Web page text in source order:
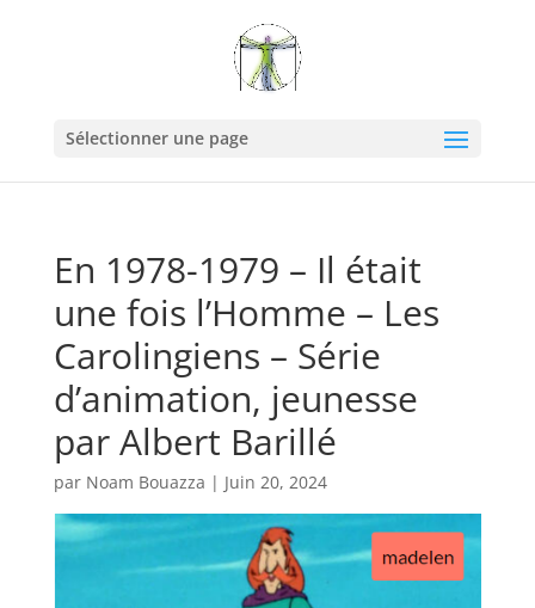
Sélectionner une page
En 1978-1979 – Il était
une fois l’Homme – Les
Carolingiens – Série
d’animation, jeunesse
par Albert Barillé
par Noam Bouazza | Juin 20, 2024